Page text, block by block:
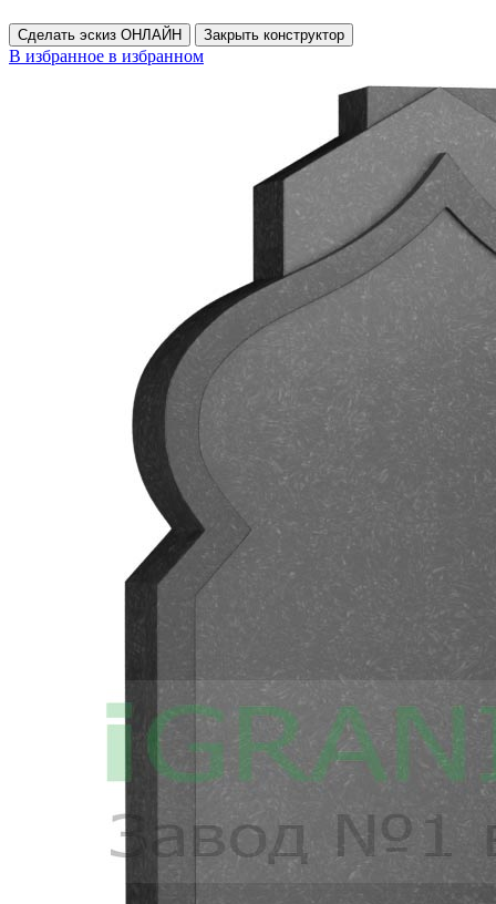
Сделать эскиз ОНЛАЙН Закрыть конструктор
В избранное в избранном